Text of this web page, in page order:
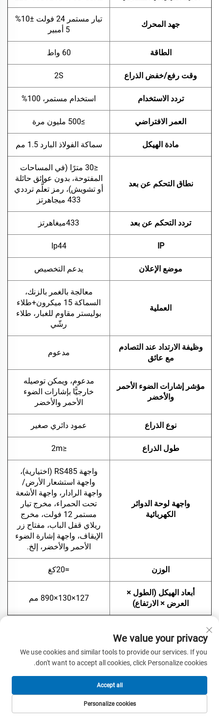
جهد المحرك
تيار مستمر 24 فولت ±10%
5 أمبير
الطاقة 60 واط
وقت رفع/خفض الذراع 2S
تردد الاستخدام استخدام مستمر، 100%
العمر الافتراضي ≥500 مليون مرة
مادة الهيكل سماكة الفولاذ البارد 1.5 مم
نطاق التحكم عن بعد
≤30 مترًا (في المساحات
المفتوحة، بدون عوائق حائلة
أو تشويش)، رمز تعلُّم ترددي
433 ميجاهرتز
تردد التحكم عن بعد 433ميغاهرتز
IP
Ip44
موضع الإعلان يدعم التخصيص
العملية
معالجة بالغمر بالزنك،
السماكة 15 ميكرون+طلاء
بوليستر مقاوم للغبار، طلاء
رشّي
وظيفة الارتداد عند التصادم
مع عائق
مدعوم
مؤشر إشارات الضوء الأحمر
والأخضر
مدعوم، ويمكن توصيله
خارجيًّا بإشارات الضوء
الأحمر والأخضر
نوع الذراع عمود دائري صغير
طول الذراع ≤2m
واجهة لوحة الدوائر
الكهربائية
واجهة RS485 (اختيارية)،
واجهة استشعار الأرض/
واجهة الرادار، واجهة الأشعة
تحت الحمراء، مخرج تيار
مستمر 12 فولت، مخرج
ريلاي قفل الباب، مفتاح زر
الإيقاف، واجهة إشارة الضوء
الأحمر والأخضر، إلخ.
الوزن ≈20كغ
أبعاد الهيكل (الطول ×
العرض × الارتفاع)
127×130×890 مم
الميزة التنافسية:
يتمتّع بوابات الحواجز الصغيرة بعدة مزايا تنافسية بارزة تجعلها
خيارًا ممتازًا للتحكم في حركة المرور وإدارتها بكفاءة:
وبطول قصوى للعمود يبلغ مترين، صُمّمت هذه البوابة الصغيرة
لتوفير المساحة، ما يجعلها مثالية للتركيب في المناطق المحدودة
We value your privacy
We use cookies and similar tools to provide our services. If you
don't want to accept all cookies, click Personalize cookies.
Personalize cookies
Accept all